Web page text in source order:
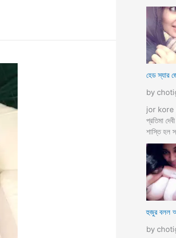
হেড স্যার
by
jor kore
প্রতিমা
শাস্তি হল
হুজুর বলল
by